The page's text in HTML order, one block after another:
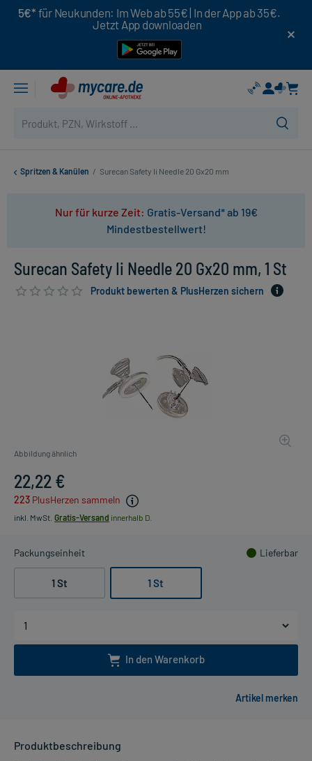
5€* für Neukunden: Im Web ab 55€ | In der App ab 35€.
Jetzt App downloaden
Spritzen & Kanülen / Surecan Safety Ii Needle 20 Gx20 mm
Nur für kurze Zeit: Gratis-Versand* ab 19€
Mindestbestellwert!
Surecan Safety Ii Needle 20 Gx20 mm, 1 St
Produkt bewerten & PlusHerzen sichern
Abbildung ähnlich
22,22 €
223 PlusHerzen sammeln
inkl. MwSt. Gratis-Versand innerhalb D.
Packungseinheit Lieferbar
1 St 1 St
In den Warenkorb
Produktbeschreibung